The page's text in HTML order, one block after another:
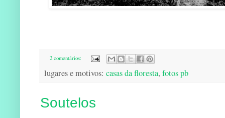
2 comentários:
lugares e motivos: casas da floresta, fotos pb
Soutelos